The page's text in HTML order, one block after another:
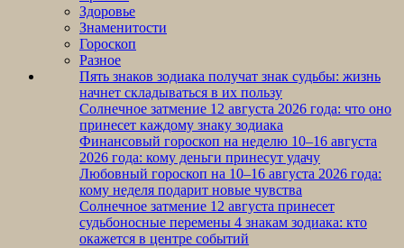
Здоровье
Знаменитости
Гороскоп
Разное
Пять знаков зодиака получат знак судьбы: жизнь
начнет складываться в их пользу
Солнечное затмение 12 августа 2026 года: что оно
принесет каждому знаку зодиака
Финансовый гороскоп на неделю 10–16 августа
2026 года: кому деньги принесут удачу
Любовный гороскоп на 10–16 августа 2026 года:
кому неделя подарит новые чувства
Солнечное затмение 12 августа принесет
судьбоносные перемены 4 знакам зодиака: кто
окажется в центре событий